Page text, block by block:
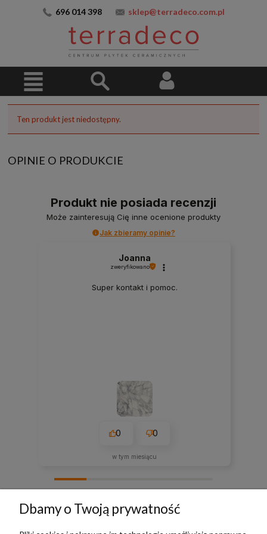
696 014 398 sklep@terradeco.com.pl
Ten produkt jest niedostępny.
OPINIE O PRODUKCIE
Produkt nie posiada recenzji
Może zainteresują Cię inne ocenione produkty
Jak zbieramy opinie?
Joanna
zweryfikowano
Super kontakt i pomoc.
0 0
w tym miesiącu
Dbamy o Twoją prywatność